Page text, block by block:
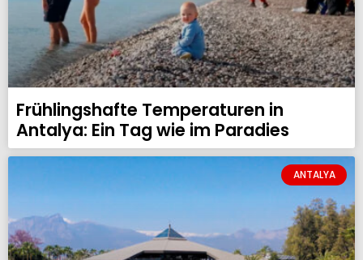
Frühlingshafte Temperaturen in
Antalya: Ein Tag wie im Paradies
ANTALYA